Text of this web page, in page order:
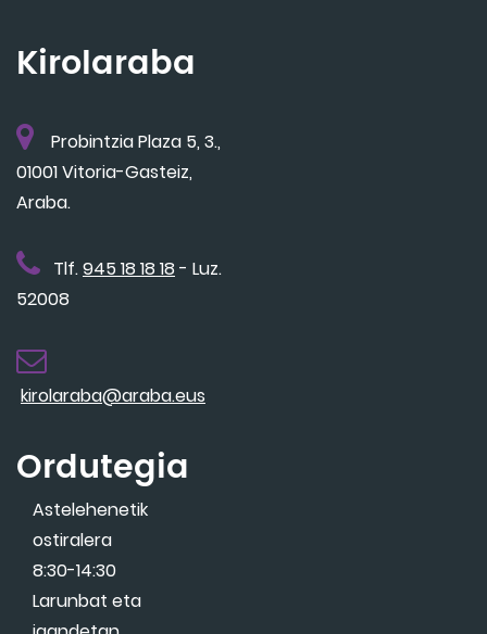
Kirolaraba
Probintzia Plaza 5, 3.,
01001 Vitoria-Gasteiz,
Araba.
Tlf.945 18 18 18 - Luz.
52008
kirolaraba@araba.eus
Ordutegia
Astelehenetik
ostiralera
8:30-14:30
Larunbat eta